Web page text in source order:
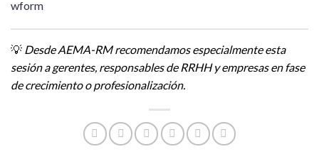
wform
💡 Desde AEMA-RM recomendamos especialmente esta
sesión a gerentes, responsables de RRHH y empresas en fase
de crecimiento o profesionalización.